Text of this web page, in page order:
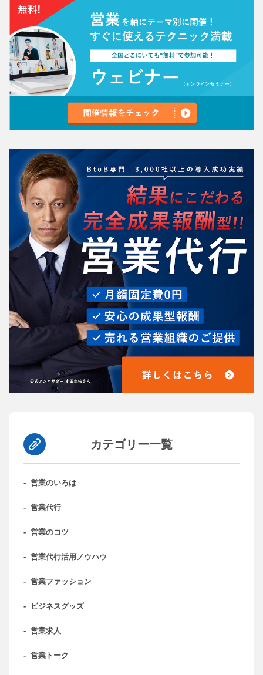
カテゴリー一覧
- 営業のいろは
- 営業代行
- 営業のコツ
- 営業代行活用ノウハウ
- 営業ファッション
- ビジネスグッズ
- 営業求人
- 営業トーク